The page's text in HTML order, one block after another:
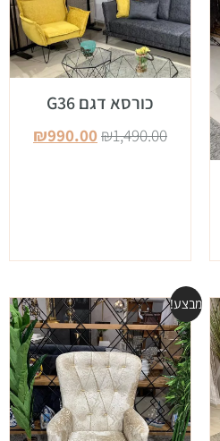
כורסא דגם G36
₪1,490.00
₪990.00
מבצע!